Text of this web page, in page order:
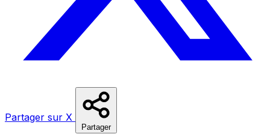
Partager sur X
Partager